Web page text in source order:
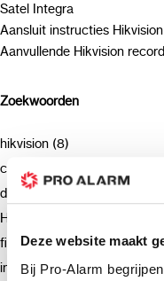
Deze website maakt
Bij Pro-Alarm
Satel Integra
Aansluit instructies
Aanvullende Hikvision
Zoekwoorden
hikvision (8)
camera (7)
deurbel (4)
Hikvision (3)
firmware (3)
installatie (2)